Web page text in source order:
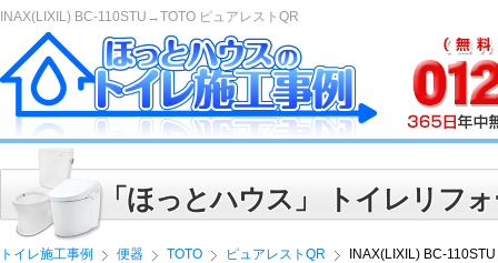
INAX(LIXIL) BC-110STU→TOTO ピュアレストQR
「ほっとハウス」 トイレリフ
トイレ施工事例 便器 TOTO ピュアレストQR INAX(LIXIL) BC-